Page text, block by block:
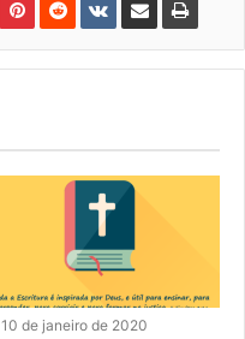
10 de janeiro de 2020